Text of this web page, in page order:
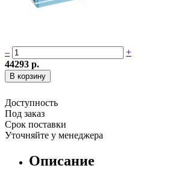
–
+
44293 р.
Доступность
Под заказ
Срок поставки
Уточняйте у менеджера
Описание